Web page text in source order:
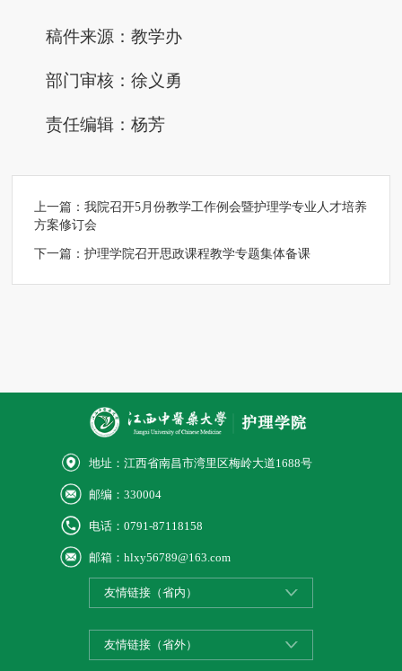
稿件来源：教学办
部门审核：徐义勇
责任编辑：杨芳
上一篇：我院召开5月份教学工作例会暨护理学专业人才培养
方案修订会
下一篇：护理学院召开思政课程教学专题集体备课
地址：江西省南昌市湾里区梅岭大道1688号
邮编：330004
电话：0791-87118158
邮箱：hlxy56789@163.com
友情链接（省内）
友情链接（省外）